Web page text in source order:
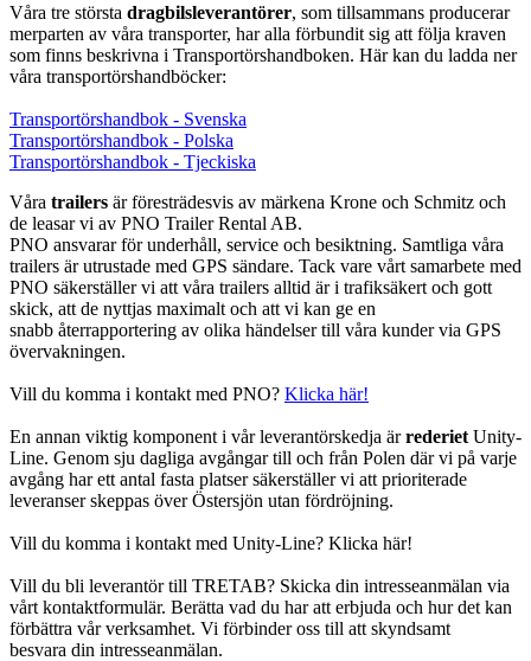
Våra tre största dragbilsleverantörer, som tillsammans producerar
merparten av våra transporter, har alla förbundit sig att följa kraven
som finns beskrivna i Transportörshandboken. Här kan du ladda ner
våra transportörshandböcker:
Transportörshandbok - Svenska
Transportörshandbok - Polska
Transportörshandbok - Tjeckiska
Våra trailers är föresträdesvis av märkena Krone och Schmitz och
de leasar vi av PNO Trailer Rental AB.
PNO ansvarar för underhåll, service och besiktning. Samtliga våra
trailers är utrustade med GPS sändare. Tack vare vårt samarbete med
PNO säkerställer vi att våra trailers alltid är i trafiksäkert och gott
skick, att de nyttjas maximalt och att vi kan ge en
snabb återrapportering av olika händelser till våra kunder via GPS
övervakningen.
Vill du komma i kontakt med PNO? Klicka här!
En annan viktig komponent i vår leverantörskedja ärrederiet Unity-
Line. Genom sju dagliga avgångar till och från Polen där vi på varje
avgång har ett antal fasta platser säkerställer vi att prioriterade
leveranser skeppas över Östersjön utan fördröjning.
Vill du komma i kontakt med Unity-Line? Klicka här!
Vill du bli leverantör till TRETAB? Skicka din intresseanmälan via
vårt kontaktformulär. Berätta vad du har att erbjuda och hur det kan
förbättra vår verksamhet. Vi förbinder oss till att skyndsamt
besvara din intresseanmälan.